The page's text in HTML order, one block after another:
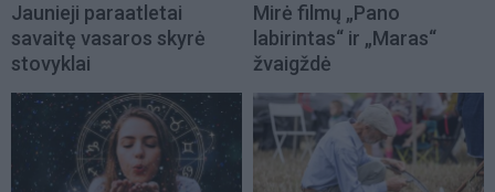
Jaunieji paraatletai
savaitę vasaros skyrė
stovyklai
Mirė filmų „Pano
labirintas“ ir „Maras“
žvaigždė